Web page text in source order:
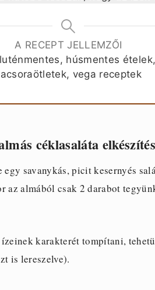
A RECEPT JELLEMZŐI
húsmentes
vega receptek
céklasaláta
savanykás, picit kesernyés
az almából csak 2 darabot
karakterét tompítani,
is lereszelve).